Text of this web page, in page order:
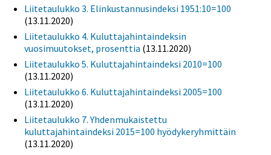
Liitetaulukko 3. Elinkustannusindeksi 1951:10=100
(13.11.2020)
Liitetaulukko 4. Kuluttajahintaindeksin
vuosimuutokset, prosenttia (13.11.2020)
Liitetaulukko 5. Kuluttajahintaindeksi 2010=100
(13.11.2020)
Liitetaulukko 6. Kuluttajahintaindeksi 2005=100
(13.11.2020)
Liitetaulukko 7. Yhdenmukaistettu
kuluttajahintaindeksi 2015=100 hyödykeryhmittäin
(13.11.2020)